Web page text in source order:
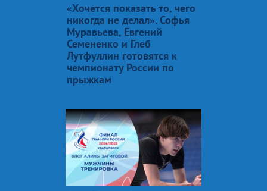
«Хочется показать то, чего
никогда не делал». Софья
Муравьева, Евгений
Семененко и Глеб
Лутфуллин готовятся к
чемпионату России по
прыжкам